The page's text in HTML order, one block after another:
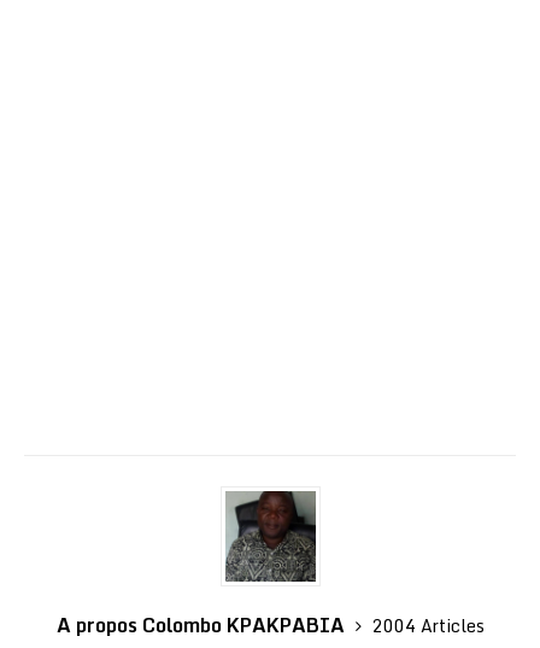
A propos Colombo KPAKPABIA
2004 Articles